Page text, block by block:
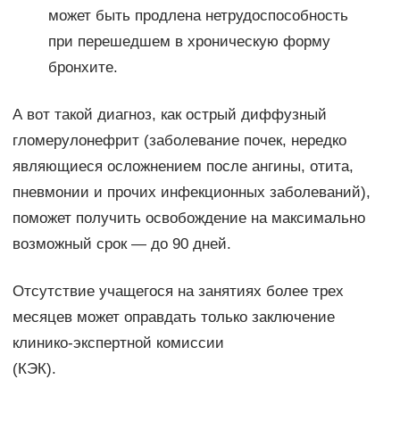
может быть продлена нетрудоспособность
при перешедшем в хроническую форму
бронхите.
А вот такой диагноз, как острый диффузный
гломерулонефрит (заболевание почек, нередко
являющиеся осложнением после ангины, отита,
пневмонии и прочих инфекционных заболеваний),
поможет получить освобождение на максимально
возможный срок — до 90 дней.
Отсутствие учащегося на занятиях более трех
месяцев может оправдать только заключение
клинико-экспертной комиссии
(КЭК).